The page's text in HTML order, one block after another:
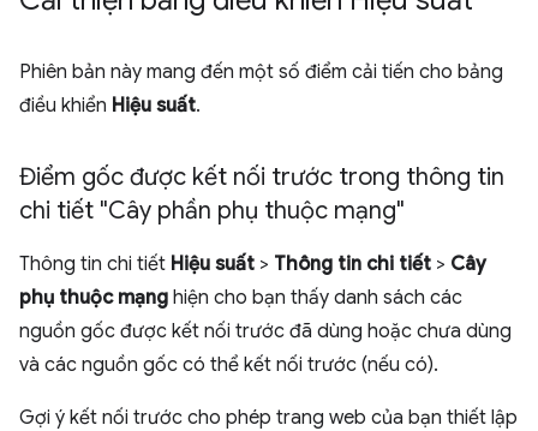
Phiên bản này mang đến một số điểm cải tiến cho bảng
điều khiển Hiệu suất.
Điểm gốc được kết nối trước trong thông tin
chi tiết "Cây phần phụ thuộc mạng"
Thông tin chi tiết Hiệu suất > Thông tin chi tiết > Cây
phụ thuộc mạng hiện cho bạn thấy danh sách các
nguồn gốc được kết nối trước đã dùng hoặc chưa dùng
và các nguồn gốc có thể kết nối trước (nếu có).
Gợi ý kết nối trước cho phép trang web của bạn thiết lập